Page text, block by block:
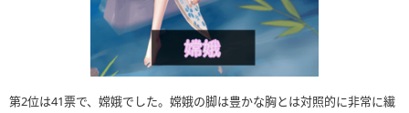
第2位は41票で、嫦娥でした。嫦娥の脚は豊かな胸とは対照的に非常に繊